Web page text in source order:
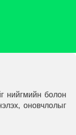
нийгмийн болон
оновчлолыг